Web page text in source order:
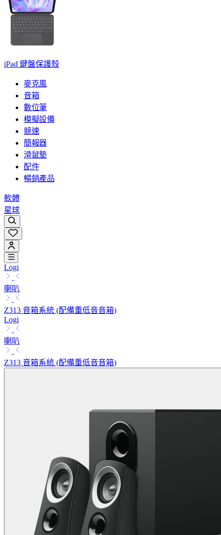
iPad 鍵盤保護殼
麥克風
音箱
數位筆
模擬設備
競速
簡報器
滑鼠墊
配件
暢銷產品
軟體
星球
Logi
喇叭
Z313 音箱系統 (配備重低音音箱)
Logi
喇叭
Z313 音箱系統 (配備重低音音箱)